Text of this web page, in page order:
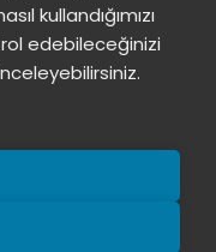
kullandığımızı
edebileceğinizi
Kampüslerimiz